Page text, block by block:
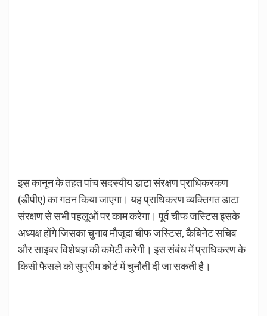
इस कानून के तहत पांच सदस्यीय डाटा संरक्षण प्राधिकरकण
(डीपीए) का गठन किया जाएगा। यह प्राधिकरण व्यक्तिगत डाटा
संरक्षण से सभी पहलूओं पर काम करेगा। पूर्व चीफ जस्टिस इसके
अध्यक्ष होंगे जिसका चुनाव मौजूदा चीफ जस्टिस, कैबिनेट सचिव
और साइबर विशेषज्ञ की कमेटी करेगी। इस संबंध में प्राधिकरण के
किसी फैसले को सुप्रीम कोर्ट में चुनौती दी जा सकती है।